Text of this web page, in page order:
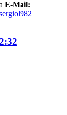
E-Mail: